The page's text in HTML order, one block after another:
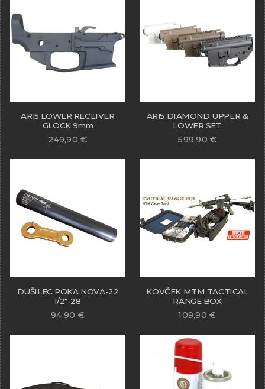
AR15 LOWER RECEIVER
GLOCK 9mm
249,90€
AR15 DIAMOND UPPER &
LOWER SET
599,90€
DUŠILEC POKA NOVA-22
1/2″-28
94,90 €
KOVČEK MTM TACTICAL
RANGE BOX
109,90€